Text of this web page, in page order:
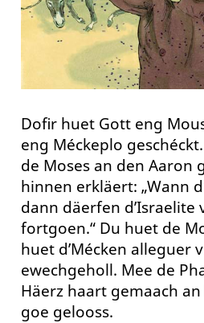
Dofir huet Gott eng
eng Méckeplo
de Moses an den Aaron
hinnen erkläert: „Wann
dann däerfen d’Israelite
fortgoen.“ Du huet de
huet d’Mécken alleguer
ewechgeholl. Mee de
Häerz haart gemaach
goe gelooss.